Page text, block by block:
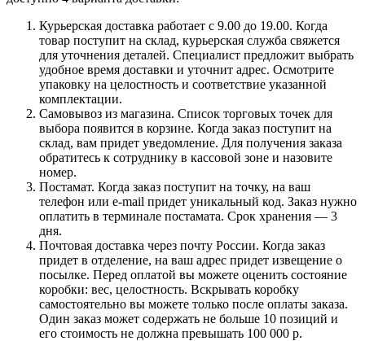
Курьерская доставка работает с 9.00 до 19.00. Когда
товар поступит на склад, курьерская служба свяжется
для уточнения деталей. Специалист предложит выбрать
удобное время доставки и уточнит адрес. Осмотрите
упаковку на целостность и соответствие указанной
комплектации.
Самовывоз из магазина. Список торговых точек для
выбора появится в корзине. Когда заказ поступит на
склад, вам придет уведомление. Для получения заказа
обратитесь к сотруднику в кассовой зоне и назовите
номер.
Постамат. Когда заказ поступит на точку, на ваш
телефон или e-mail придет уникальный код. Заказ нужно
оплатить в терминале постамата. Срок хранения — 3
дня.
Почтовая доставка через почту России. Когда заказ
придет в отделение, на ваш адрес придет извещение о
посылке. Перед оплатой вы можете оценить состояние
коробки: вес, целостность. Вскрывать коробку
самостоятельно вы можете только после оплаты заказа.
Один заказ может содержать не больше 10 позиций и
его стоимость не должна превышать 100 000 р.